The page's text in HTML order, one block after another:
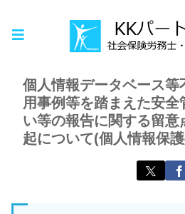
お知らせ
個人情報データベース等
用事例等を踏まえた安全
い等の報告に関する留意
起について(個人情報保